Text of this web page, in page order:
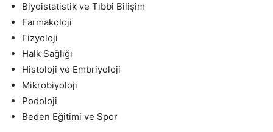
Biyoistatistik ve Tıbbi Bilişim
Farmakoloji
Fizyoloji
Halk Sağlığı
Histoloji ve Embriyoloji
Mikrobiyoloji
Podoloji
Beden Eğitimi ve Spor